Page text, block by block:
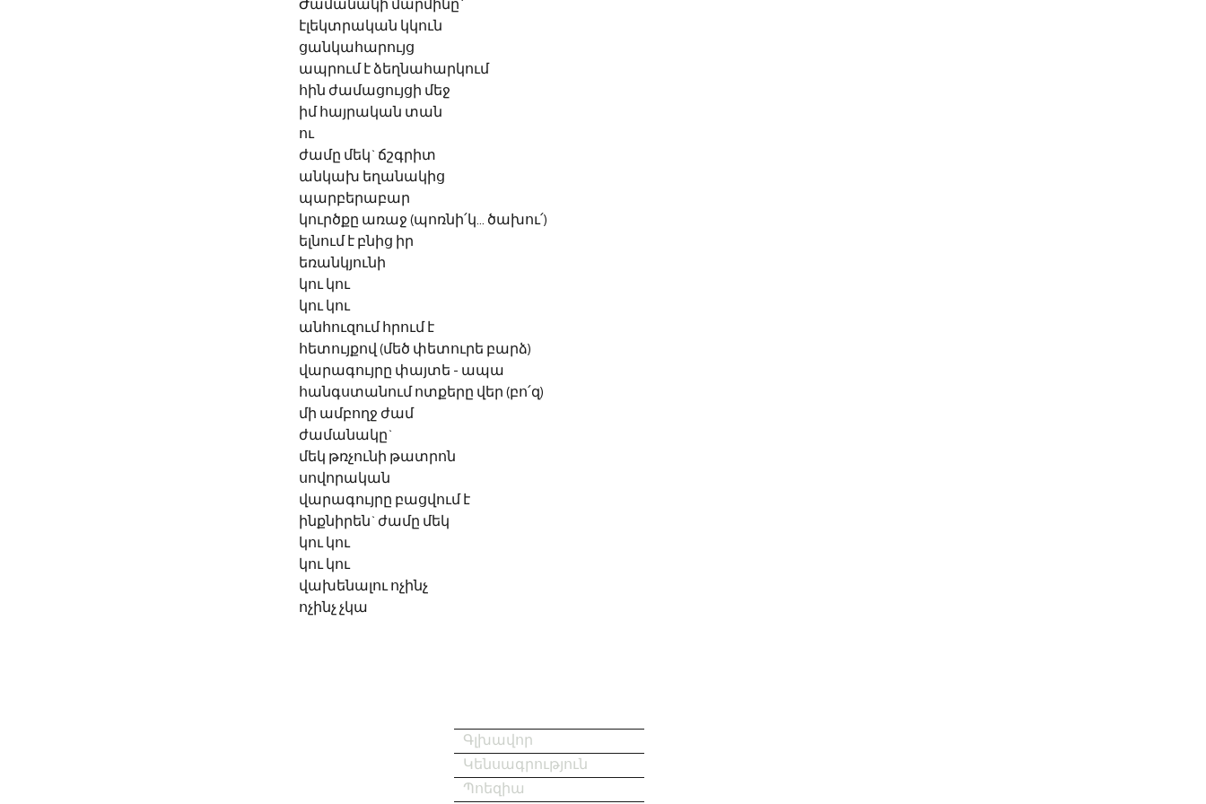
Ժամանակի մարմինը`
էլեկտրական կկուն
ցանկահարույց
ապրում է ձեղնահարկում
հին ժամացույցի մեջ
իմ հայրական տան
ու
ժամը մեկ` ճշգրիտ
անկախ եղանակից
պարբերաբար
կուրծքը առաջ (պոռնի՛կ... ծախու՛)
ելնում է բնից իր
եռանկյունի
կու կու
կու կու
անհուզում հրում է
հետույքով (մեծ փետուրե բարձ)
վարագույրը փայտե - ապա
հանգստանում ոտքերը վեր (բո՛զ)
մի ամբողջ ժամ
ժամանակը`
մեկ թռչունի թատրոն
սովորական
վարագույրը բացվում է
ինքնիրեն` ժամը մեկ
կու կու
կու կու
վախենալու ոչինչ
ոչինչ չկա
Գլխավոր
Կենսագրություն
Պոեզիա